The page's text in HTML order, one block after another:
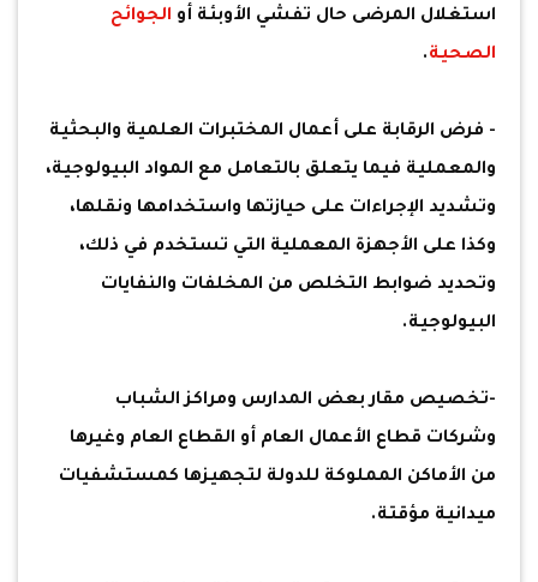
استغلال المرضى حال تفشي الأوبئة أو الجوائح
الصحية.
- فرض الرقابة على أعمال المختبرات العلمية والبحثية
والمعملية فيما يتعلق بالتعامل مع المواد البيولوجية،
وتشديد الإجراءات على حيازتها واستخدامها ونقلها،
وكذا على الأجهزة المعملية التي تستخدم في ذلك،
وتحديد ضوابط التخلص من المخلفات والنفايات
البيولوجية.
-تخصيص مقار بعض المدارس ومراكز الشباب
وشركات قطاع الأعمال العام أو القطاع العام وغيرها
من الأماكن المملوكة للدولة لتجهيزها كمستشفيات
ميدانية مؤقتة.